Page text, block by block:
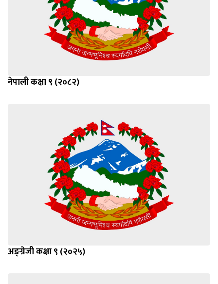
नेपाली कक्षा ९ (२०८२)
अङ्ग्रेजी कक्षा ९ (२०२५)